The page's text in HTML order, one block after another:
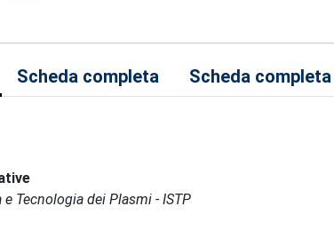
Scheda completa Scheda completa
Tecnologia dei Plasmi - ISTP